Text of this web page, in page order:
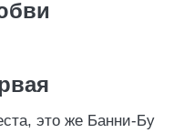
это же Банни-Бу